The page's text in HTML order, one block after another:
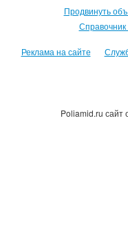
Продвинуть
Реклама на сайте
Poliamid.ru сайт